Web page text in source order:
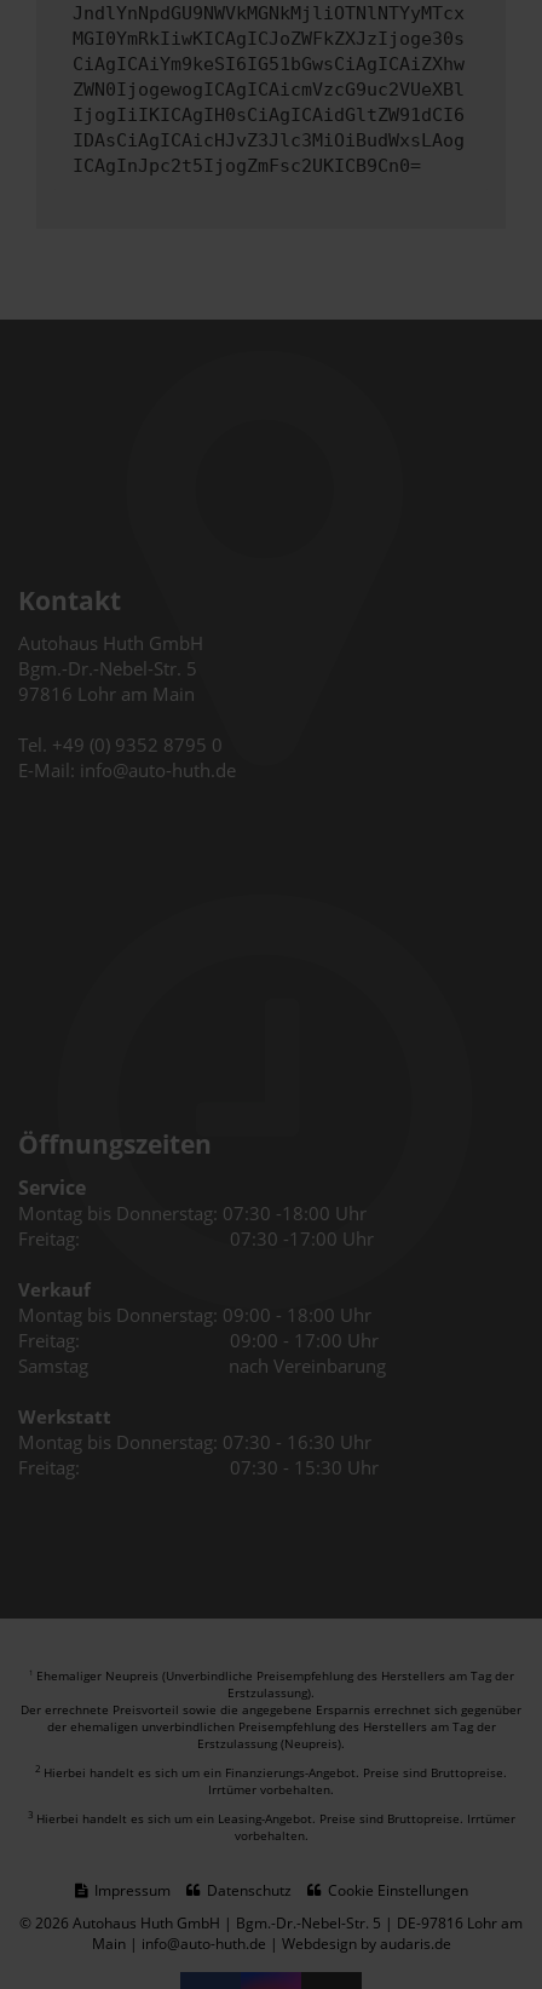
JndlYnNpdGU9NWVkMGNkMjliOTNlNTYyMTcx
MGI0YmRkIiwKICAgICJoZWFkZXJzIjoge30s
CiAgICAiYm9keSI6IG51bGwsCiAgICAiZXhw
ZWN0IjogewogICAgICAicmVzcG9uc2VUeXBl
IjogIiIKICAgIH0sCiAgICAidGltZW91dCI6
IDAsCiAgICAicHJvZ3Jlc3MiOiBudWxsLAog
ICAgInJpc2t5IjogZmFsc2UKICB9Cn0=
Kontakt
Autohaus Huth GmbH
Bgm.-Dr.-Nebel-Str. 5
97816 Lohr am Main
Tel. +49 (0) 9352 8795 0
E-Mail: info@auto-huth.de
Öffnungszeiten
Service
Montag bis Donnerstag: 07:30 -18:00 Uhr
Freitag: 07:30 -17:00 Uhr
Verkauf
Montag bis Donnerstag: 09:00 - 18:00 Uhr
Freitag: 09:00 - 17:00 Uhr
Samstag nach Vereinbarung
Werkstatt
Montag bis Donnerstag: 07:30 - 16:30 Uhr
Freitag: 07:30 - 15:30 Uhr
1 Ehemaliger Neupreis (Unverbindliche Preisempfehlung des Herstellers am Tag der
Erstzulassung).
Der errechnete Preisvorteil sowie die angegebene Ersparnis errechnet sich gegenüber
der ehemaligen unverbindlichen Preisempfehlung des Herstellers am Tag der
Erstzulassung (Neupreis).
2 Hierbei handelt es sich um ein Finanzierungs-Angebot. Preise sind Bruttopreise.
Irrtümer vorbehalten.
3 Hierbei handelt es sich um ein Leasing-Angebot. Preise sind Bruttopreise. Irrtümer
vorbehalten.
Impressum Datenschutz
Cookie Einstellungen
© 2026 Autohaus Huth GmbH | Bgm.-Dr.-Nebel-Str. 5 | DE-97816 Lohr am
Main | info@auto-huth.de | Webdesign by audaris.de